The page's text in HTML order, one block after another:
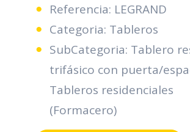
Referencia: LEGRAND
Categoria: Tableros
SubCategoria: Tablero
trifásico con puerta/
Tableros residenciales
(Formacero)